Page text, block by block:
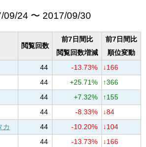
09/24 〜 2017/09/30
閲覧回数
前7日間比
閲覧回数増減
前7日間比
順位変動
44 -13.73%
↓166
44 +25.71%
↑366
44 +7.32%
↑155
44 -8.33%
↓84
カ
44 -10.20%
↓104
44 -13.73%
↓166